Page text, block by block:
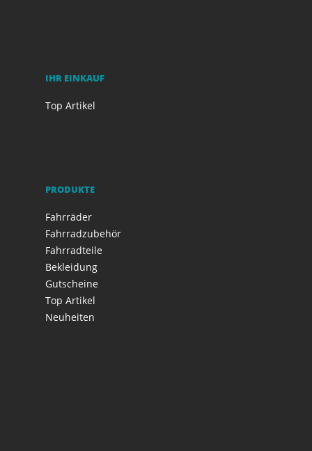
IHR EINKAUF
Top Artikel
PRODUKTE
Fahrräder
Fahrradzubehör
Fahrradteile
Bekleidung
Gutscheine
Top Artikel
Neuheiten